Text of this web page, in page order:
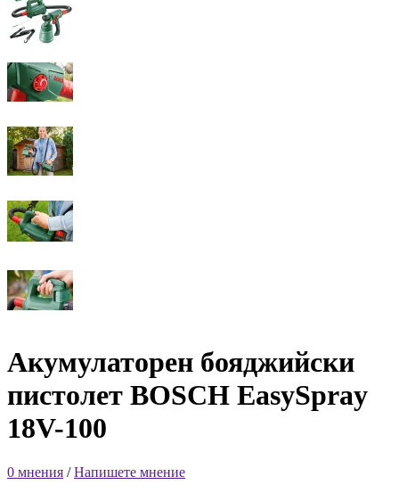
Акумулаторен бояджийски
пистолет BOSCH EasySpray
18V-100
0 мнения /Напишете мнение